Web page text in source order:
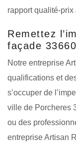
rapport qualité-
Remettez
façade
Notre entreprise
qualifications et
s’occuper de
ville de Porcheres
ou des
entreprise Artisan